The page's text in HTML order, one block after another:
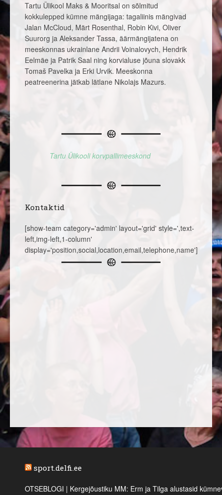
Tartu Ülikool Maks & Mooritsal on sõlmitud
kokkulepped kümne mängijaga: tagaliinis mängivad
Jalan McCloud, Märt Rosenthal, Robin Kivi, Oliver
Suurorg ja Aleksander Tassa, äärmängijatena on
meeskonnas ukrainlane Andrii Voinalovych, Hendrik
Eelmäe ja Patrik Saal ning korvialuse jõuna slovakk
Tomaš Pavelka ja Erki Urvik. Meeskonna
peatreenerina jätkab lätlane Nikolajs Mazurs.
Tartu Ülikooli korvpallimeeskond
Kontaktid
[show-team category='admin' layout='grid' style=',text-
left,img-left,1-column'
display='position,social,location,email,telephone,name']
sport.delfi.ee
OTSEBLOGI | Kergejõustiku MM: Erm ja Tilga alustasid